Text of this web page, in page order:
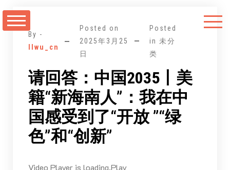
至
By -
llwu_cn
Posted on
2025年3月25
日
Posted
in 未分
类
请回答：中国2035丨美
籍“新海南人”：我在中
国感受到了“开放 ”“绿
色”和“创新”
Video Player is loading.Play